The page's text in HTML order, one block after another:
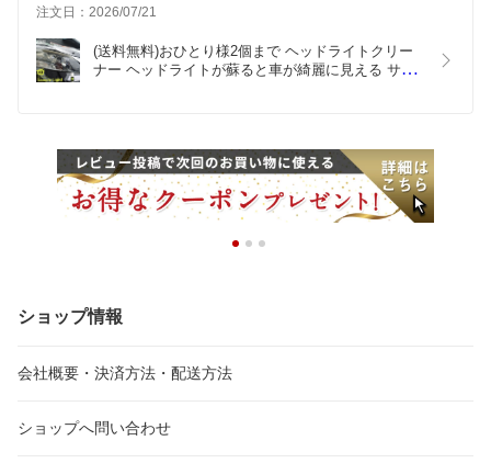
ましたが、これが一番効果を実感できました。この価格でこ
と思える大満足の買い物でした！
注文日：2026/07/21
(送料無料)おひとり様2個まで ヘッドライトクリー
ナー ヘッドライトが蘇ると車が綺麗に見える サン
ショップ情報
会社概要・決済方法・配送方法
ショップへ問い合わせ